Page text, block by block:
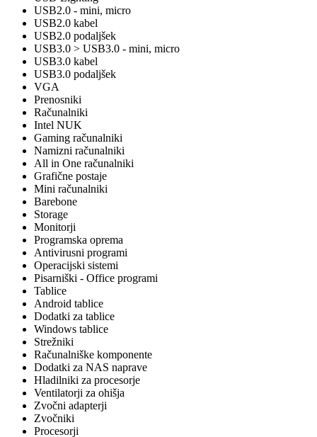
USB2.0 - mini, micro
USB2.0 kabel
USB2.0 podaljšek
USB3.0 > USB3.0 - mini, micro
USB3.0 kabel
USB3.0 podaljšek
VGA
Prenosniki
Računalniki
Intel NUK
Gaming računalniki
Namizni računalniki
All in One računalniki
Grafične postaje
Mini računalniki
Barebone
Storage
Monitorji
Programska oprema
Antivirusni programi
Operacijski sistemi
Pisarniški - Office programi
Tablice
Android tablice
Dodatki za tablice
Windows tablice
Strežniki
Računalniške komponente
Dodatki za NAS naprave
Hladilniki za procesorje
Ventilatorji za ohišja
Zvočni adapterji
Zvočniki
Procesorji